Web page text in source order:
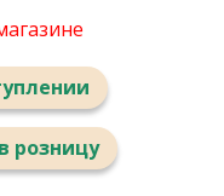
розницу